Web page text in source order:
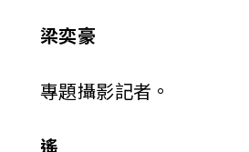
梁奕豪
專題攝影記者。
遙